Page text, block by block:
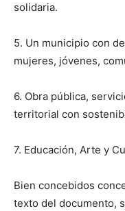
solidaria.
5. Un municipio con
mujeres, jóvenes,
6. Obra pública,
territorial con
7. Educación, Arte y
Bien concebidos
texto del documento,